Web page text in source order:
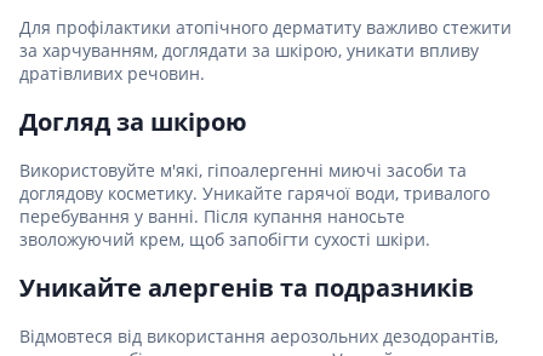
Для профілактики атопічного дерматиту важливо стежити
за харчуванням, доглядати за шкірою, уникати впливу
дратівливих речовин.
Догляд за шкірою
Використовуйте м'які, гіпоалергенні миючі засоби та
доглядову косметику. Уникайте гарячої води, тривалого
перебування у ванні. Після купання наносьте
зволожуючий крем, щоб запобігти сухості шкіри.
Уникайте алергенів та подразників
Відмовтеся від використання аерозольних дезодорантів,